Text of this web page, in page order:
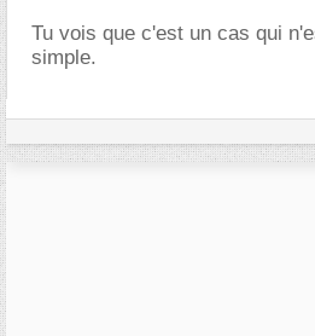
Tu vois que c'est un cas qui
simple.